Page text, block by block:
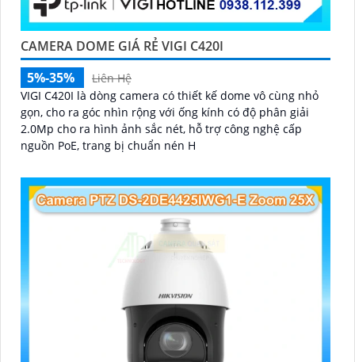
CAMERA DOME GIÁ RẺ VIGI C420I
5%-35%
Liên Hệ
VIGI C420I là dòng camera có thiết kế dome vô cùng nhỏ
gọn, cho ra góc nhìn rộng với ống kính có độ phân giải
2.0Mp cho ra hình ảnh sắc nét, hỗ trợ công nghệ cấp
nguồn PoE, trang bị chuẩn nén H